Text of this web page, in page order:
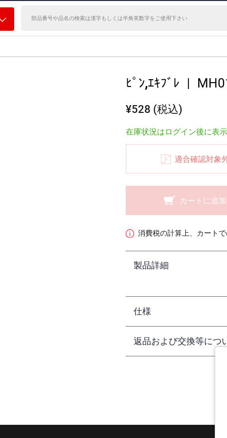
ﾋﾟﾝ,ｴｷﾌﾞﾚ |
¥528 (税込)
在庫状況はログイン後に表
適合確認対象
カートに追加
消費税の計算上、カート
製品詳細
仕様
返品および交換等につ